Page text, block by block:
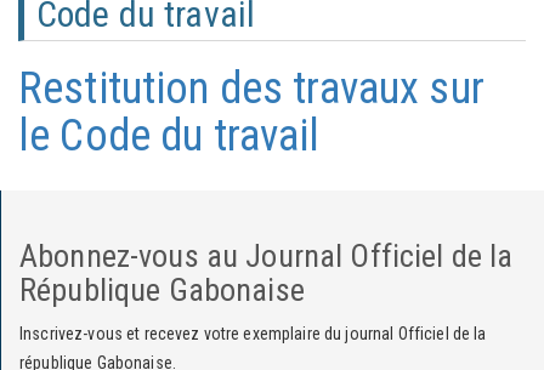
Code du travail
Restitution des travaux sur
le Code du travail
Abonnez-vous au Journal Officiel de la
République Gabonaise
Inscrivez-vous et recevez votre exemplaire du journal Officiel de la
république Gabonaise.